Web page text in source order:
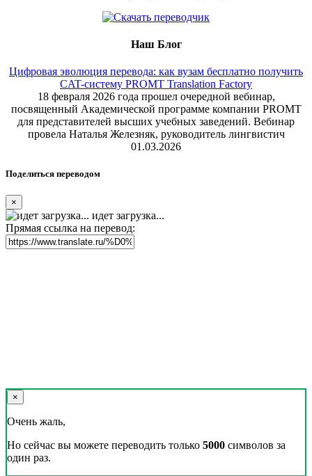
Наш Блог
Цифровая эволюция перевода: как вузам бесплатно получить
CAT-систему PROMT Translation Factory
18 февраля 2026 года прошел очередной вебинар,
посвященный Академической программе компании PROMT
для представителей высших учебных заведений. Вебинар
провела Наталья Железняк, руководитель лингвистич
01.03.2026
Поделиться переводом
×
идет загрузка...
Прямая ссылка на перевод:
×
Очень жаль,
Но сейчас вы можете переводить только 5000 символов за
один раз.